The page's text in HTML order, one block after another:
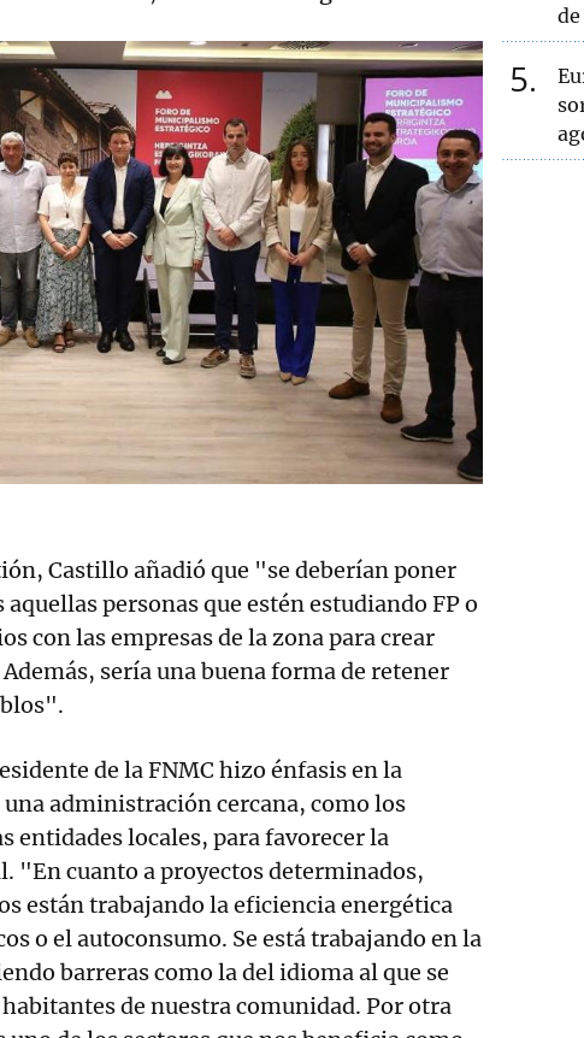
Castillo añadió que "se deberían poner
personas que estén estudiando FP o
con las empresas de la zona para crear
sería una buena forma de retener
de la FNMC hizo énfasis en la
una administración cercana, como los
entidades locales, para favorecer la
"En cuanto a proyectos determinados,
están trabajando la eficiencia energética
o el autoconsumo. Se está trabajando en la
barreras como la del idioma al que se
de nuestra comunidad. Por otra
5